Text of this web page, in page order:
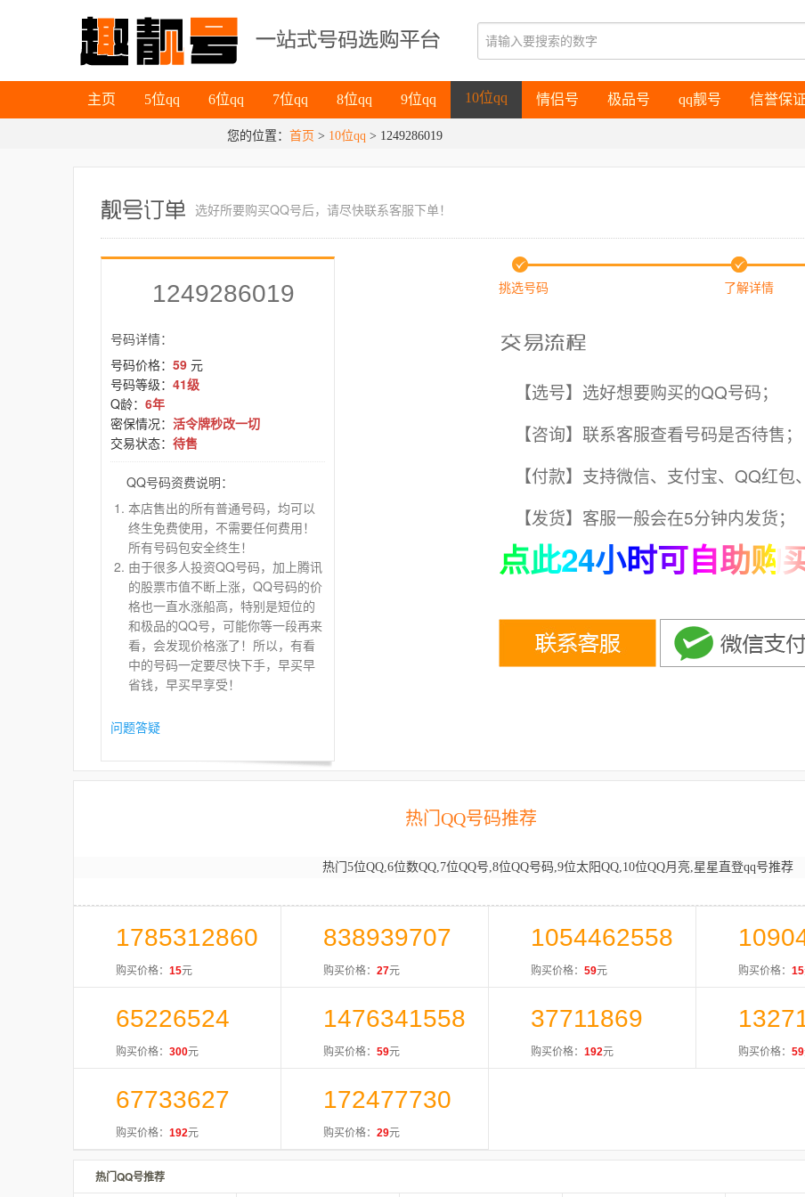
主页
主页
5位qq
5位qq
6位qq
6位qq
7位qq 8位qq 9位qq 10位qq 情侣号
情侣号
极品号
极品号
qq靓号
qq靓号
信誉保证
信誉保
您的位置：首页 > 10位qq > 1249286019
选好所要购买QQ号后，请尽快联系客服下单！
1249286019
号码详情：
号码价格： 59 元
号码等级： 41级
Q龄： 6年
密保情况： 活令牌秒改一切
交易状态： 待售
QQ号码资费说明：
本店售出的所有普通号码，均可以
终生免费使用，不需要任何费用！
所有号码包安全终生！
由于很多人投资QQ号码，加上腾讯
的股票市值不断上涨，QQ号码的价
格也一直水涨船高，特别是短位的
和极品的QQ号，可能你等一段再来
看，会发现价格涨了！所以，有看
中的号码一定要尽快下手，早买早
省钱，早买早享受！
问题答疑
挑选号码 了解详情
【选号】选好想要购买的QQ号码；
【咨询】联系客服查看号码是否待售；
【付款】支持微信、支付宝、QQ红
【发货】客服一般会在5分钟内发货；
点此24小时可自助购
热门QQ号码推荐
热门5位QQ,6位数QQ,7位QQ号,8位QQ号码,9位太阳QQ,10位QQ月亮,星星直登qq号推荐
1785312860
购买价格： 15元
838939707
购买价格： 27元
1054462558
购买价格： 59元 购买价格： 15
65226524
购买价格： 300元
1476341558
购买价格： 59元
37711869
购买价格： 192元 购买价格： 59
67733627
购买价格： 192元
172477730
购买价格： 29元
热门QQ号推荐